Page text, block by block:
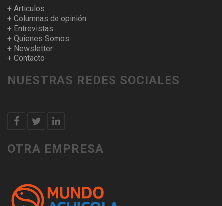
+ Articulos
+ Columnas de opinión
+ Entrevistas
+ Quienes Somos
+ Newsletter
+ Contacto
NUESTRAS REDES SOCIALES
OTRA EMPRESA